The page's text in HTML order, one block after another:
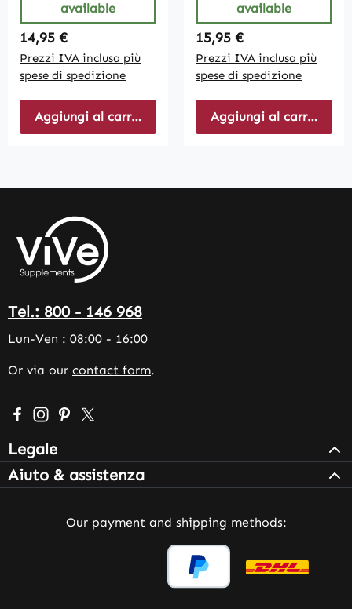
available
Regular price:
14,95 €
Prezzi IVA inclusa più
spese di spedizione
Aggiungi al carrello
available
Regular price:
15,95 €
Prezzi IVA inclusa più
spese di spedizione
Aggiungi al carrello
Tel.: 800 - 146 968
Lun-Ven : 08:00 - 16:00
Or via our contact form.
Visit us on Facebook – opens in a new browser tab
Check us out on Instagram – opens in a new
Get inspired on Pinterest – opens in a new
Follow us on X – opens in a new browser
Legale
Aiuto & assistenza
Our payment and shipping methods: